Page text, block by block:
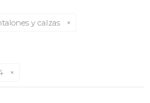
y calzas